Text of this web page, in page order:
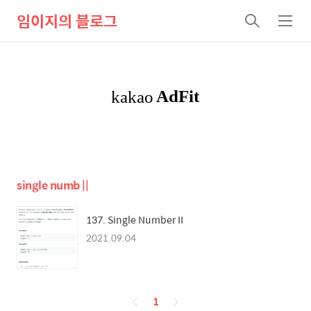
임이지의 블로그
검
색
메
뉴
single numb ||
137. Single Number II
2021.09.04
페
1